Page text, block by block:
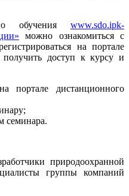
обучения www.sdo.ipk-
можно ознакомиться с
на портале
получить доступ к курсу и
портале дистанционного
семинара.
природоохранной
группы компаний